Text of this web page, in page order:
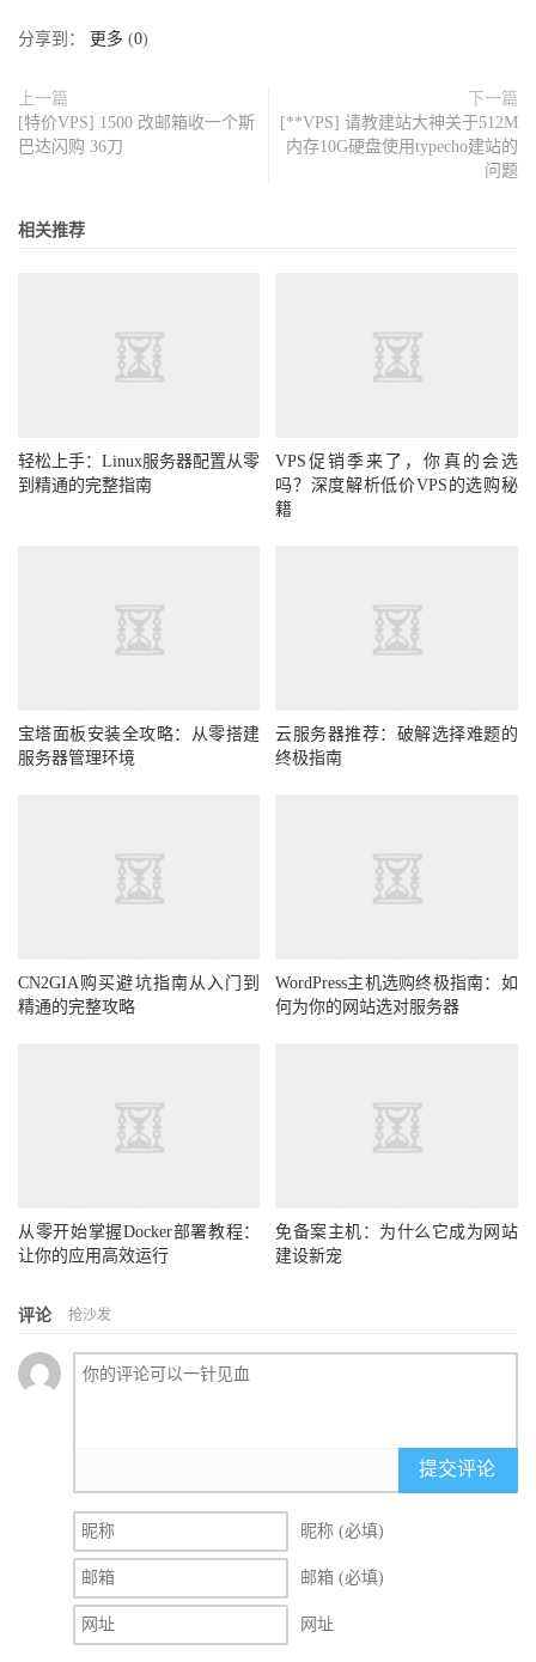
分享到： 更多 (0)
上一篇
[特价VPS] 1500 改邮箱收一个斯
巴达闪购 36刀
下一篇
[**VPS] 请教建站大神关于512M
内存10G硬盘使用typecho建站的
问题
相关推荐
轻松上手：Linux服务器配置从零
到精通的完整指南
VPS促销季来了，你真的会选
吗？深度解析低价VPS的选购秘
籍
宝塔面板安装全攻略：从零搭建
服务器管理环境
云服务器推荐：破解选择难题的
终极指南
CN2GIA购买避坑指南从入门到
精通的完整攻略
WordPress主机选购终极指南：如
何为你的网站选对服务器
从零开始掌握Docker部署教程：
让你的应用高效运行
免备案主机：为什么它成为网站
建设新宠
评论 抢沙发
提交评论
昵称 (必填)
邮箱 (必填)
网址